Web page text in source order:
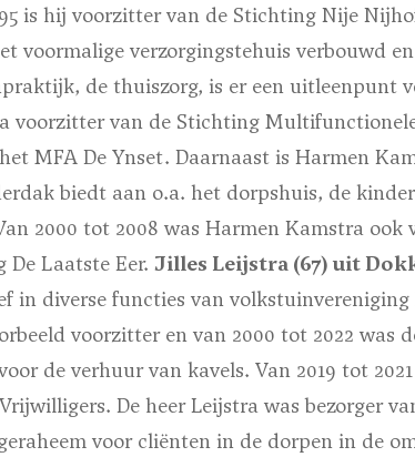
is hij voorzitter van de Stichting Nije
voormalige verzorgingstehuis verbouwd
de thuiszorg, is er een uitleenpunt
voorzitter van de Stichting
MFA De Ynset. Daarnaast is Harmen
biedt aan o.a. het dorpshuis, de
2000 tot 2008 was Harmen Kamstra ook
Laatste Eer. Jilles Leijstra (67) uit
in diverse functies van
voorzitter en van 2000 tot 2022 was
de verhuur van kavels. Van 2019 tot
De heer Leijstra was bezorger
voor cliënten in de dorpen in de